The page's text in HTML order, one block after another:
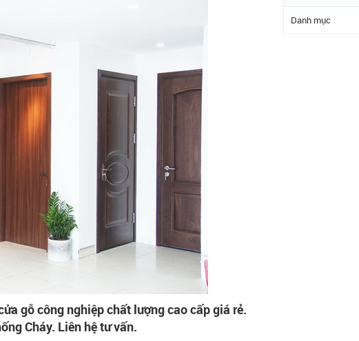
gỗ công nghiệp chất lượng cao cấp giá rẻ.
Cháy. Liên hệ tư vấn.
Danh mục